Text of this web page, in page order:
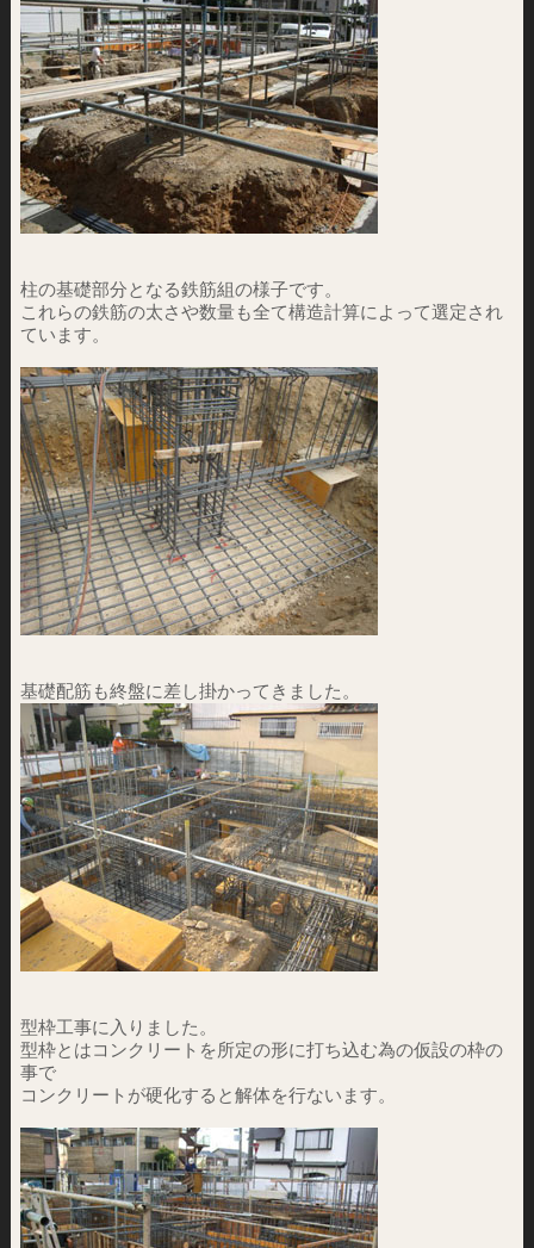
柱の基礎部分となる鉄筋組の様子です。
これらの鉄筋の太さや数量も全て構造計算によって選定され
ています。
基礎配筋も終盤に差し掛かってきました。
型枠工事に入りました。
型枠とはコンクリートを所定の形に打ち込む為の仮設の枠の
事で
コンクリートが硬化すると解体を行ないます。